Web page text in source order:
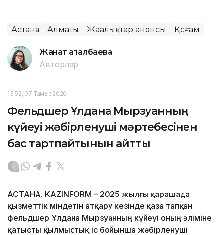
Астана Алматы Жаңалықтар анонсы Қоғам
Жанат Қапалбаева
Авторлар
13:52, 07 Тамыз 2026
Фельдшер Ұлдана Мырзуанның
күйеуі жәбірленуші мәртебесінен
бас тартпайтынын айтты
АСТАНА. KAZINFORM – 2025 жылғы қарашада
қызметтік міндетін атқару кезінде қаза тапқан
фельдшер Ұлдана Мырзуанның күйеуі оның өліміне
қатысты қылмыстық іс бойынша жәбірленуші